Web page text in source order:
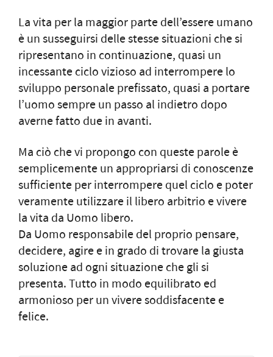
La vita per la maggior parte dell’essere umano
è un susseguirsi delle stesse situazioni che si
ripresentano in continuazione, quasi un
incessante ciclo vizioso ad interrompere lo
sviluppo personale prefissato, quasi a portare
l’uomo sempre un passo al indietro dopo
averne fatto due in avanti.
Ma ciò che vi propongo con queste parole è
semplicemente un appropriarsi di conoscenze
sufficiente per interrompere quel ciclo e poter
veramente utilizzare il libero arbitrio e vivere
la vita da Uomo libero.
Da Uomo responsabile del proprio pensare,
decidere, agire e in grado di trovare la giusta
soluzione ad ogni situazione che gli si
presenta. Tutto in modo equilibrato ed
armonioso per un vivere soddisfacente e
felice.